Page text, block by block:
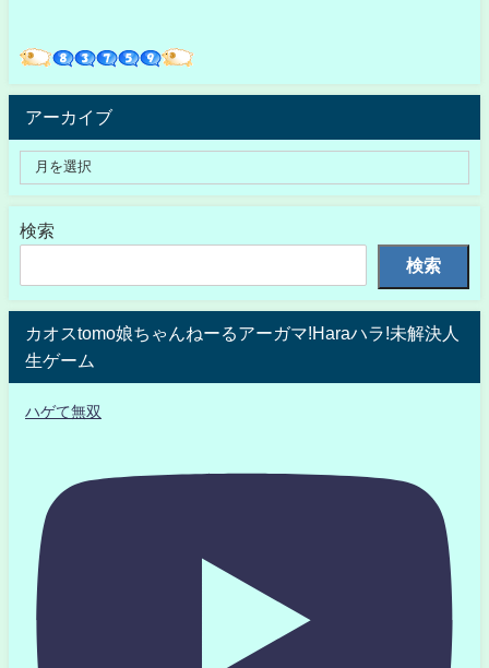
アーカイブ
検索
検索
カオスtomo娘ちゃんねーるアーガマ!Haraハラ!未解決人
生ゲーム
ハゲて無双